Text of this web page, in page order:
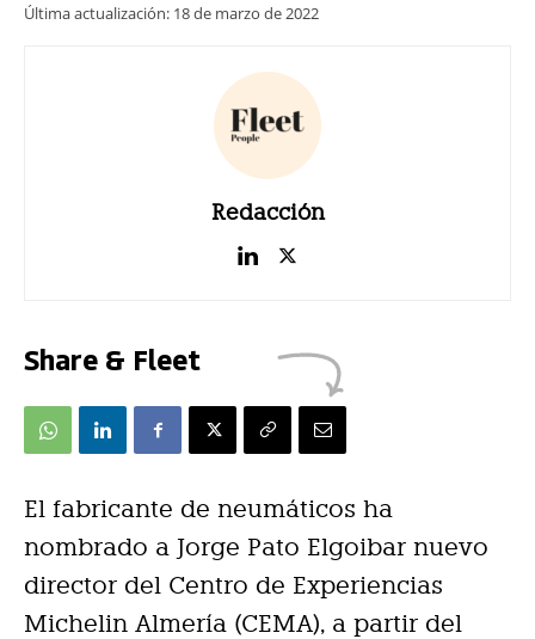
Última actualización: 18 de marzo de 2022
Redacción
Share & Fleet
El fabricante de neumáticos ha
nombrado a Jorge Pato Elgoibar nuevo
director del Centro de Experiencias
Michelin Almería (CEMA), a partir del